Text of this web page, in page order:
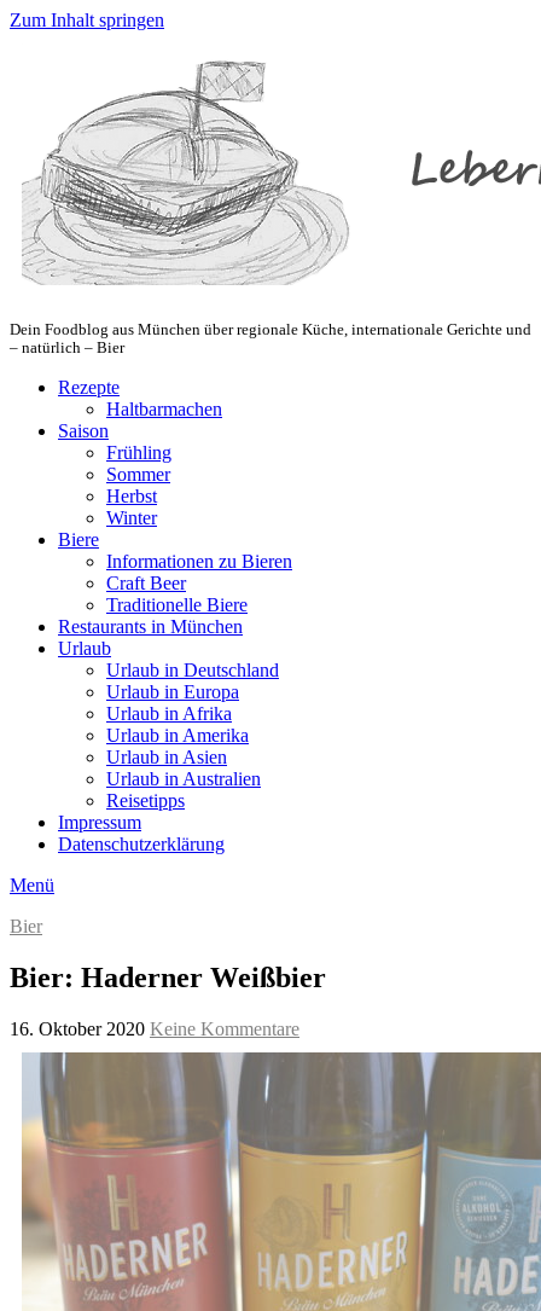
Zum Inhalt springen
Dein Foodblog aus München über regionale Küche, internationale Gerichte und
– natürlich – Bier
Rezepte
Haltbarmachen
Saison
Frühling
Sommer
Herbst
Winter
Biere
Informationen zu Bieren
Craft Beer
Traditionelle Biere
Restaurants in München
Urlaub
Urlaub in Deutschland
Urlaub in Europa
Urlaub in Afrika
Urlaub in Amerika
Urlaub in Asien
Urlaub in Australien
Reisetipps
Impressum
Datenschutzerklärung
Menü
Bier
Bier: Haderner Weißbier
16. Oktober 2020 Keine Kommentare